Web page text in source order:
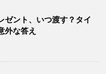
ゼント、いつ渡す？タイ
外な答え